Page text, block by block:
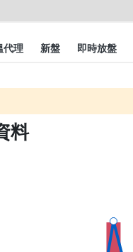
代理 新盤 即時放盤
料